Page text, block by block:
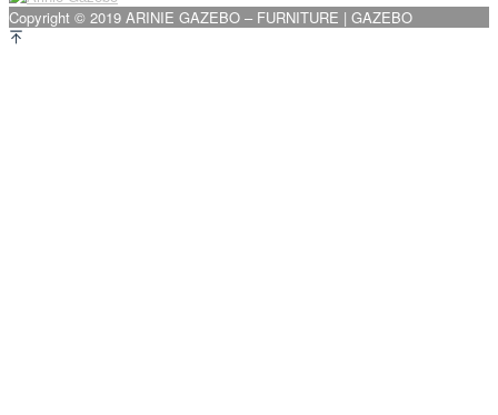
Copyright © 2019 ARINIE GAZEBO – FURNITURE | GAZEBO